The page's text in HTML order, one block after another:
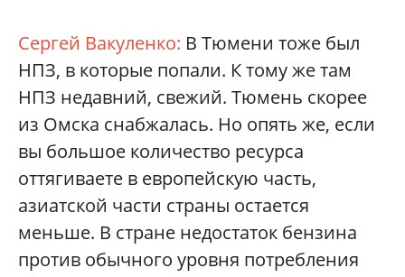
Сергей Вакуленко: В Тюмени тоже был
НПЗ, в которые попали. К тому же там
НПЗ недавний, свежий. Тюмень скорее
из Омска снабжалась. Но опять же, если
вы большое количество ресурса
оттягиваете в европейскую часть,
азиатской части страны остается
меньше. В стране недостаток бензина
против обычного уровня потребления